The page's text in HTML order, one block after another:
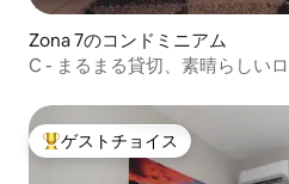
Zona 7のコンドミニアム
C - まるまる貸切、素晴らしい
大好評のゲストチョイスです。
ゲストチョイス